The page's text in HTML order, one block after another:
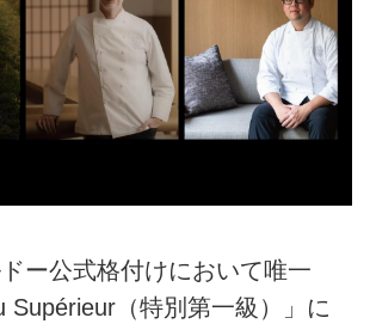
ー公式格付けにおいて唯一
Supérieur（特別第一級）」に